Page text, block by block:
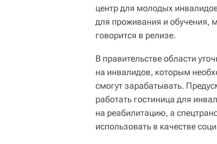
центр для молодых
для проживания и обучения,
говорится в релизе.
В правительстве области
на инвалидов, которым
смогут зарабатывать.
работать гостиница для
на реабилитацию, а
использовать в качестве